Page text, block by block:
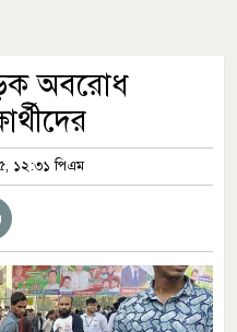
অবরোধ
১২:৩১ পিএম